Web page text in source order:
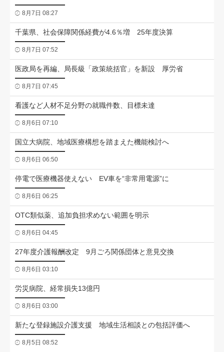
8月7日 08:27
千葉県、社会保障関係経費が4.6％増 25年度決算
8月7日 07:52
医政局を再編、局長級「政策統括官」を新設 厚労省
8月7日 07:45
看護など人材不足分野の就職件数、目標未達
8月6日 07:10
国立大病院、地域医療構想を踏まえた機能検討へ
8月6日 06:50
停電で医療機器使えない EV車を“非常用電源”に
8月6日 06:25
OTC類似薬、追加負担求めない範囲を明示
8月6日 04:45
27年度介護報酬改定 9月ごろ関係団体と意見交換
8月6日 03:10
労災病院、経常損失13億円
8月6日 03:00
新たな登録施設介護支援 地域生活相談との包括評価へ
8月5日 08:52